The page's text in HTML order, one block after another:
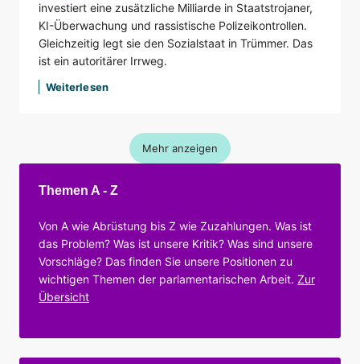
investiert eine zusätzliche Milliarde in Staatstrojaner,
KI-Überwachung und rassistische Polizeikontrollen.
Gleichzeitig legt sie den Sozialstaat in Trümmer. Das
ist ein autoritärer Irrweg.
Weiterlesen
Mehr anzeigen
Themen A - Z
Von A wie Abrüstung bis Z wie Zuzahlungen. Was ist
das Problem? Was ist unsere Kritik? Was sind unsere
Vorschläge? Das finden Sie unsere Positionen zu
wichtigen Themen der parlamentarischen Arbeit. Zur
Übersicht